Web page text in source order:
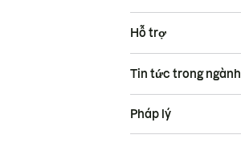
Hỗ trợ
Tin tức trong ngành
Pháp lý